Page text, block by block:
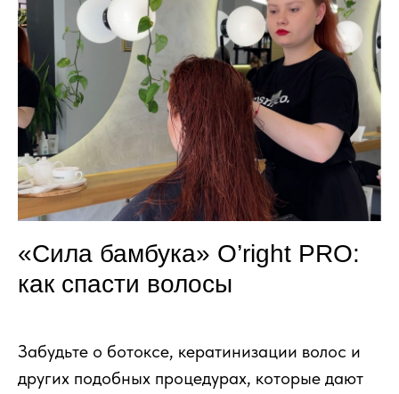
«Сила бамбука» O’right PRO:
как спасти волосы
Забудьте о ботоксе, кератинизации волос и
других подобных процедурах, которые дают